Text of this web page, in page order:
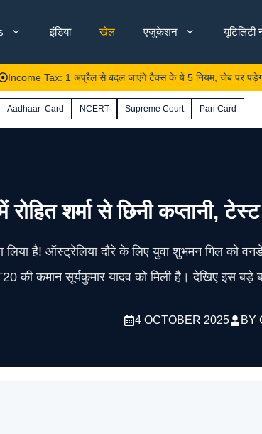
इंडिया खेल एजुकेशन यूटिलिटी
Tax: 1 अप्रैल से बदल जाएंगे टैक्स के ये 5 नियम, जेब पर पड़ेगा सीधा
Aadhaar Card NCERT Supreme Court Pan Card
रोहित शर्मा से छिनी कप्तानी,
है! ऑस्ट्रेलिया दौरे के लिए युवा शुभमन गिल को वनडे
की कमान सूर्यकुमार यादव को मिली है। देखिए इस बड़े
4 OCTOBER 2025 BY